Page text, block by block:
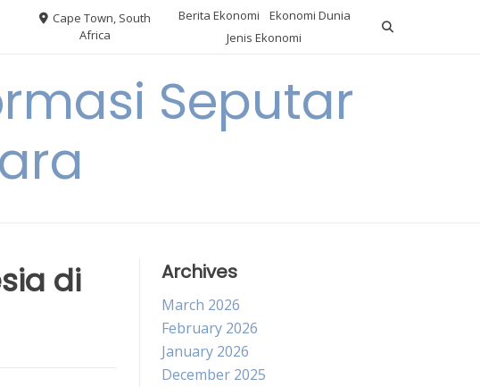
Cape Town, South
Africa
Berita Ekonomi
Ekonomi Dunia
Jenis Ekonomi
Seputar
di
Archives
March 2026
February 2026
January 2026
December 2025